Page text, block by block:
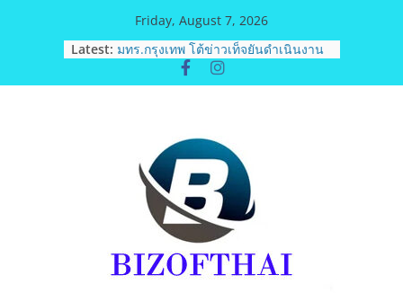
Friday, August 7, 2026
Latest:
ม.วลัยลักษณ์ จับมือ รพ.กรุงเทพสิริโรจน์
ยกระดับสารสนเทศการแพทย์-
เวชศาสตร์ป้องกัน สู่ศูนย์กลางภาคใต้
ตอนบน
หลักสูตร–วีซ่าถูกต้องตามกฎหมาย พร้อม
จ่อดำเนินคดีผู้บิดเบือนข้อมูล
ฟุตซอลไทย พ่าย รัสเซีย 1-7 ส่งท้าย
รายการ คอนติเนนทัล ฟุตซอล
แชมเปี้ยนชิพ 2026
ททท. เดินหน้ารุกตลาด Corporate
Travel ดึงเอเย่นต์กว่า 52 บริษัท ทดสอบ
เส้นทางท่องเที่ยว Corporate ยกระดับ
ภาคตะวันออกสู่จุดหมายปลายทาง